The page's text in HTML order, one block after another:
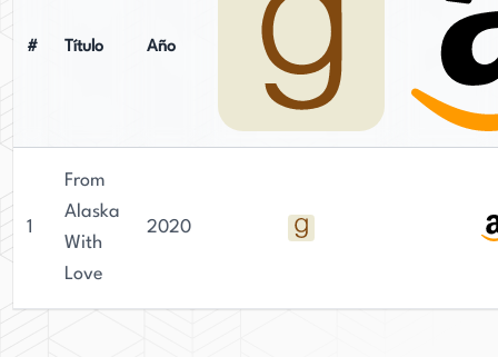
el competitivo mundo literario.
# Título Año
1
From
Alaska
With
Love
2020